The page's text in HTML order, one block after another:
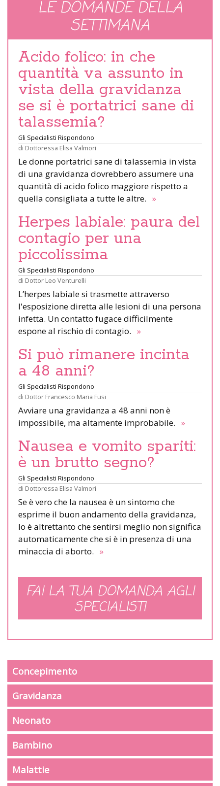
LE DOMANDE DELLA
SETTIMANA
Acido folico: in che
quantità va assunto in
vista della gravidanza
se si è portatrici sane di
talassemia?
Gli Specialisti Rispondono
di Dottoressa Elisa Valmori
Le donne portatrici sane di talassemia in vista
di una gravidanza dovrebbero assumere una
quantità di acido folico maggiore rispetto a
quella consigliata a tutte le altre. »
Herpes labiale: paura del
contagio per una
piccolissima
Gli Specialisti Rispondono
di Dottor Leo Venturelli
L’herpes labiale si trasmette attraverso
l'esposizione diretta alle lesioni di una persona
infetta. Un contatto fugace difficilmente
espone al rischio di contagio. »
Si può rimanere incinta
a 48 anni?
Gli Specialisti Rispondono
di Dottor Francesco Maria Fusi
Avviare una gravidanza a 48 anni non è
impossibile, ma altamente improbabile. »
Nausea e vomito spariti:
è un brutto segno?
Gli Specialisti Rispondono
di Dottoressa Elisa Valmori
Se è vero che la nausea è un sintomo che
esprime il buon andamento della gravidanza,
lo è altrettanto che sentirsi meglio non significa
automaticamente che si è in presenza di una
minaccia di aborto. »
FAI LA TUA DOMANDA AGLI
SPECIALISTI
Concepimento
Gravidanza
Neonato
Bambino
Malattie